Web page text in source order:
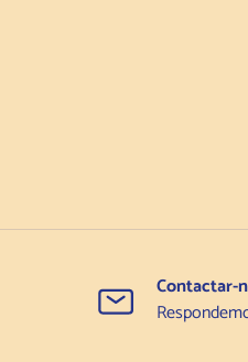
Contactar-